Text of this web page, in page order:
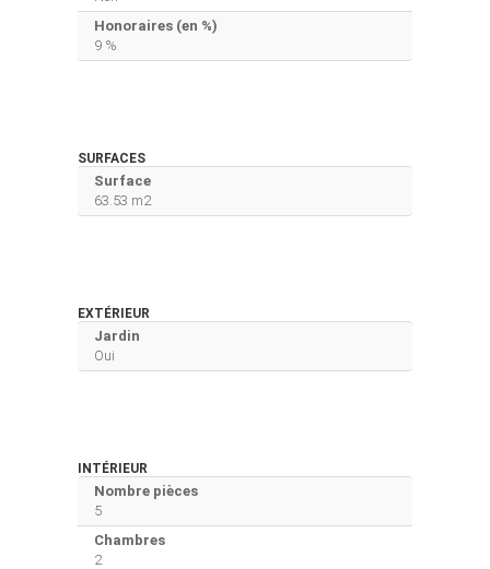
Honoraires (en %)
9 %
SURFACES
Surface
63.53 m2
EXTÉRIEUR
Jardin
Oui
INTÉRIEUR
Nombre pièces
5
Chambres
2